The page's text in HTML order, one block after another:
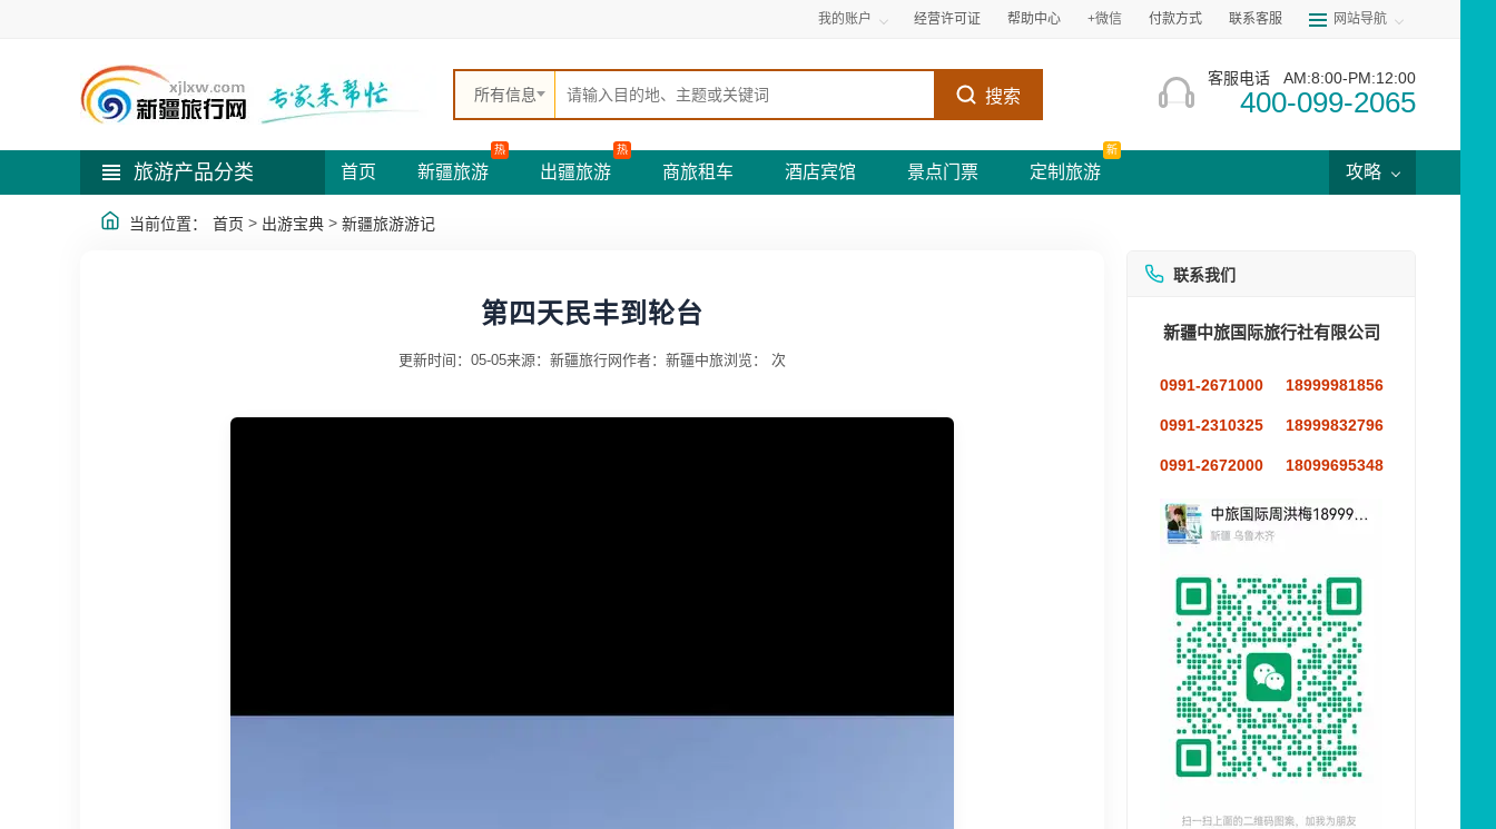
我的账户 经营许可证 帮助中心 +微信 付款方式 联系客服 网站导航
所有信息 搜索
客服电话 AM:8:00-PM:12:00
400-099-2065
旅游产品分类 首页 新疆旅游
热
出疆旅游
热
商旅租车 酒店宾馆 景点门票 定制旅游
新
攻略
当前位置： 首页 > 出游宝典 > 新疆旅游游记
第四天民丰到轮台
更新时间：05-05来源：新疆旅行网作者：新疆中旅浏览： 次
联系我们
新疆中旅国际旅行社有限公司
0991-2671000 18999981856
0991-2310325 18999832796
0991-2672000 18099695348